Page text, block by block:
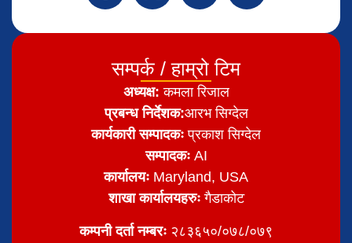
सम्पर्क / हाम्रो टिम
अध्यक्ष:कमला रिजाल
प्रबन्ध निर्देशक:आरभ सिग्देल
कार्यकारी सम्पादकः प्रकाश सिग्देल
सम्पादकःAI
कार्यालयः Maryland, USA
शाखा कार्यालयहरुःगैडाकोट
कम्पनी दर्ता नम्बरः २८३६५०/०७८/०७९